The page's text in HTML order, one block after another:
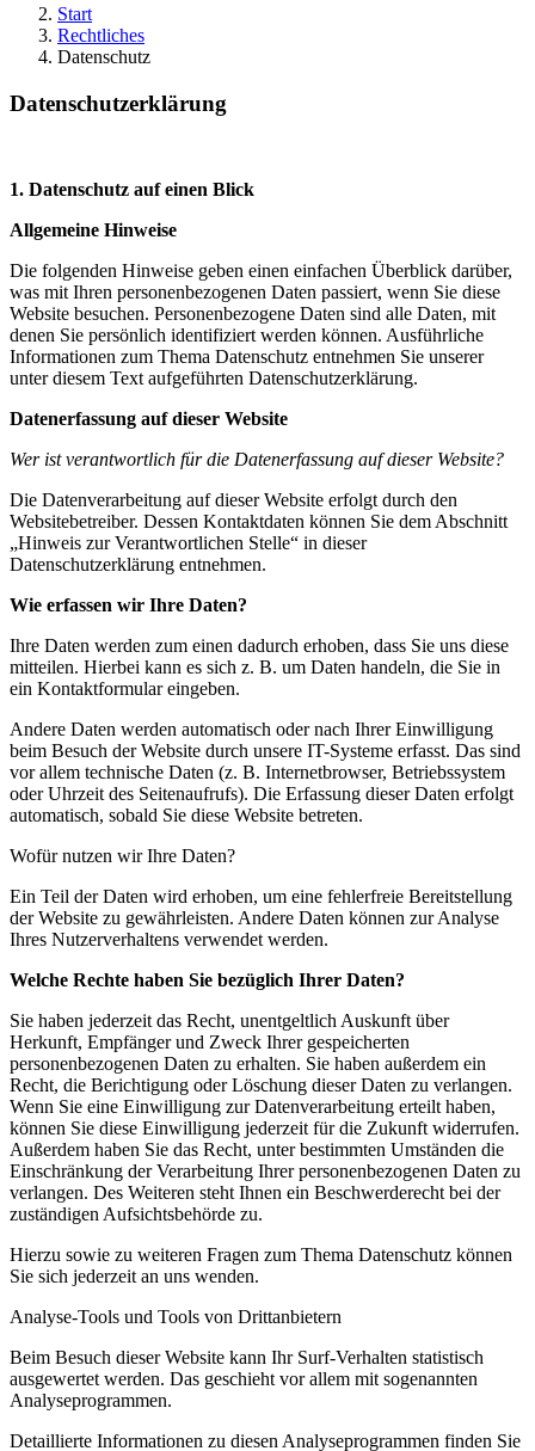
Start
Rechtliches
Datenschutz
Datenschutz­erklärung
1. Datenschutz auf einen Blick
Allgemeine Hinweise
Die folgenden Hinweise geben einen einfachen Überblick darüber,
was mit Ihren personenbezogenen Daten passiert, wenn Sie diese
Website besuchen. Personenbezogene Daten sind alle Daten, mit
denen Sie persönlich identifiziert werden können. Ausführliche
Informationen zum Thema Datenschutz entnehmen Sie unserer
unter diesem Text aufgeführten Datenschutzerklärung.
Datenerfassung auf dieser Website
Wer ist verantwortlich für die Datenerfassung auf dieser Website?
Die Datenverarbeitung auf dieser Website erfolgt durch den
Websitebetreiber. Dessen Kontaktdaten können Sie dem Abschnitt
„Hinweis zur Verantwortlichen Stelle“ in dieser
Datenschutzerklärung entnehmen.
Wie erfassen wir Ihre Daten?
Ihre Daten werden zum einen dadurch erhoben, dass Sie uns diese
mitteilen. Hierbei kann es sich z. B. um Daten handeln, die Sie in
ein Kontaktformular eingeben.
Andere Daten werden automatisch oder nach Ihrer Einwilligung
beim Besuch der Website durch unsere IT-Systeme erfasst. Das sind
vor allem technische Daten (z. B. Internetbrowser, Betriebssystem
oder Uhrzeit des Seitenaufrufs). Die Erfassung dieser Daten erfolgt
automatisch, sobald Sie diese Website betreten.
Wofür nutzen wir Ihre Daten?
Ein Teil der Daten wird erhoben, um eine fehlerfreie Bereitstellung
der Website zu gewährleisten. Andere Daten können zur Analyse
Ihres Nutzerverhaltens verwendet werden.
Welche Rechte haben Sie bezüglich Ihrer Daten?
Sie haben jederzeit das Recht, unentgeltlich Auskunft über
Herkunft, Empfänger und Zweck Ihrer gespeicherten
personenbezogenen Daten zu erhalten. Sie haben außerdem ein
Recht, die Berichtigung oder Löschung dieser Daten zu verlangen.
Wenn Sie eine Einwilligung zur Datenverarbeitung erteilt haben,
können Sie diese Einwilligung jederzeit für die Zukunft widerrufen.
Außerdem haben Sie das Recht, unter bestimmten Umständen die
Einschränkung der Verarbeitung Ihrer personenbezogenen Daten zu
verlangen. Des Weiteren steht Ihnen ein Beschwerderecht bei der
zuständigen Aufsichtsbehörde zu.
Hierzu sowie zu weiteren Fragen zum Thema Datenschutz können
Sie sich jederzeit an uns wenden.
Analyse-Tools und Tools von Dritt­anbietern
Beim Besuch dieser Website kann Ihr Surf-Verhalten statistisch
ausgewertet werden. Das geschieht vor allem mit sogenannten
Analyseprogrammen.
Detaillierte Informationen zu diesen Analyseprogrammen finden Sie